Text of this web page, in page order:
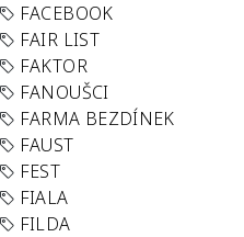
FACEBOOK
FAIR LIST
FAKTOR
FANOUŠCI
FARMA BEZDÍNEK
FAUST
FEST
FIALA
FILDA